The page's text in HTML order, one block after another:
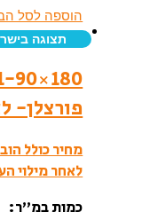
הוספה לסל
תצוגה
פורצלן-
מחיר כולל
לאחר מילוי
כמות במ”ר: